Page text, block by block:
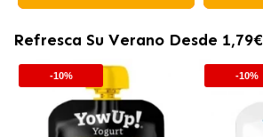
Refresca Su Verano Desde 1,79€
-10% -10%